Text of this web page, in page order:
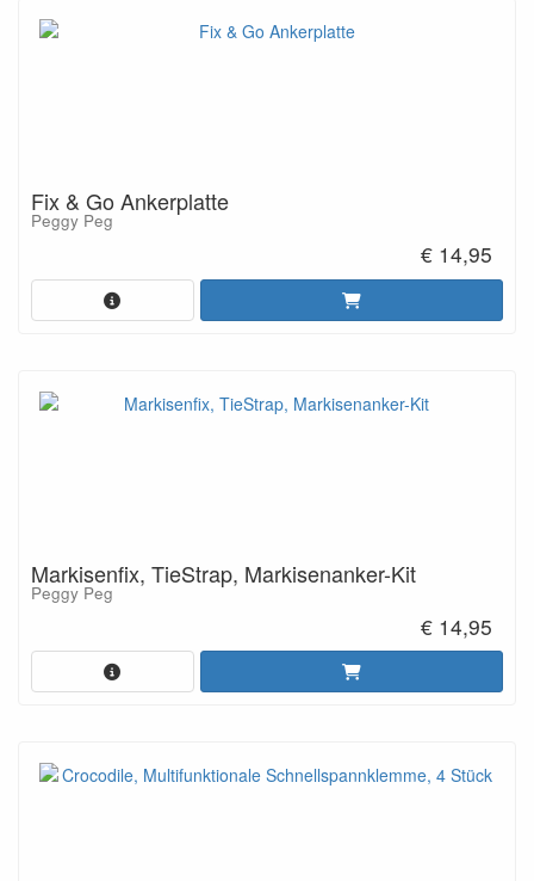
Fix & Go Ankerplatte
Peggy Peg
€ 14,95
Markisenfix, TieStrap, Markisenanker-Kit
Peggy Peg
€ 14,95